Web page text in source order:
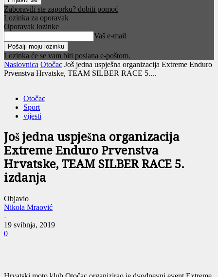
Zaboravili ste zaporku? dobiti pomoć
Lozinka za oporavak
Oporavak lozinke
Vaš e-mail
Lozinka će se vam biti poslana e-poštom.
Naslovnica Otočac Još jedna uspješna organizacija Extreme Enduro
Prvenstva Hrvatske, TEAM SILBER RACE 5....
Otočac
Sport
vijesti
Još jedna uspješna organizacija
Extreme Enduro Prvenstva
Hrvatske, TEAM SILBER RACE 5.
izdanja
Objavio
Nikola Mraović
-
19 svibnja, 2019
0